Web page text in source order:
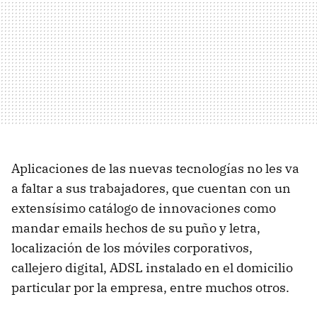
Aplicaciones de las nuevas tecnologías no les va
a faltar a sus trabajadores, que cuentan con un
extensísimo catálogo de innovaciones como
mandar emails hechos de su puño y letra,
localización de los móviles corporativos,
callejero digital, ADSL instalado en el domicilio
particular por la empresa, entre muchos otros.